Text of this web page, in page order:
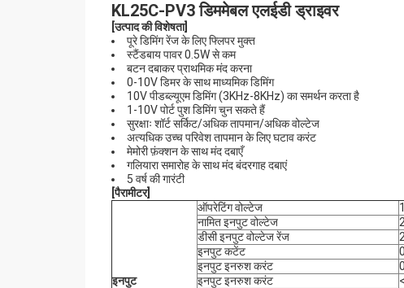
KL25C-PV3 डिममेबल एलईडी ड्राइवर
[उत्पाद की विशेषता]
पूरे डिमिंग रेंज के लिए फ्लिपर मुक्त
स्टैंडबाय पावर 0.5W से कम
बटन दबाकर प्राथमिक मंद करना
0-10V डिमर के साथ माध्यमिक डिमिंग
10V पीडब्ल्यूएम डिमिंग (3KHz-8KHz) का समर्थन करता है
1-10V पोर्ट पुश डिमिंग चुन सकते हैं
सुरक्षाः शॉर्ट सर्किट/अधिक तापमान/अधिक वोल्टेज
अत्यधिक उच्च परिवेश तापमान के लिए घटाव करंट
मेमोरी फ़ंक्शन के साथ मंद दबाएँ
गलियारा समारोह के साथ मंद बंदरगाह दबाएं
5 वर्ष की गारंटी
[पैरामीटर]
इनपुट
ऑपरेटिंग वोल्टेज
नामित इनपुट वोल्टेज
डीसी इनपुट वोल्टेज रेंज
इनपुट कटेंट
इनपुट इनरुश करंट
इनपुट इनरुश करंट